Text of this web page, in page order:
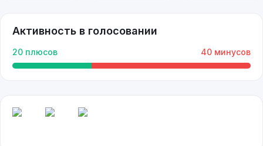
Активность в голосовании
20 плюсов 40 минусов